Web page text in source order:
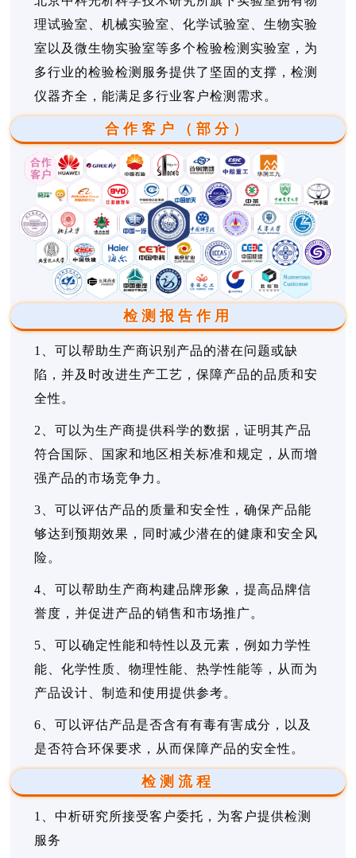
理试验室、机械实验室、化学试验室、生物实验
室以及微生物实验室等多个检验检测实验室，为
多行业的检验检测服务提供了坚固的支撑，检测
仪器齐全，能满足多行业客户检测需求。
合作客户（部分）
检测报告作用
1、可以帮助生产商识别产品的潜在问题或缺
陷，并及时改进生产工艺，保障产品的品质和安
全性。
2、可以为生产商提供科学的数据，证明其产品
符合国际、国家和地区相关标准和规定，从而增
强产品的市场竞争力。
3、可以评估产品的质量和安全性，确保产品能
够达到预期效果，同时减少潜在的健康和安全风
险。
4、可以帮助生产商构建品牌形象，提高品牌信
誉度，并促进产品的销售和市场推广。
5、可以确定性能和特性以及元素，例如力学性
能、化学性质、物理性能、热学性能等，从而为
产品设计、制造和使用提供参考。
6、可以评估产品是否含有有毒有害成分，以及
是否符合环保要求，从而保障产品的安全性。
检测流程
1、中析研究所接受客户委托，为客户提供检测
服务